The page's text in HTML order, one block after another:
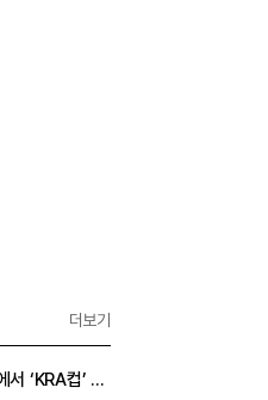
더보기
하는 한국마사회